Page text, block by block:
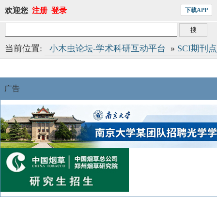
欢迎您 注册 登录 下载APP
当前位置: 小木虫论坛-学术科研互动平台 » SCI期刊
广告